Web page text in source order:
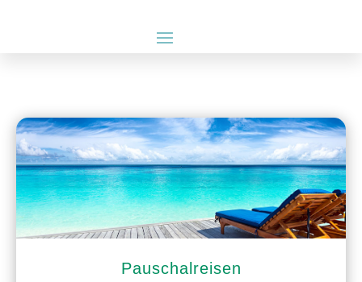
Pauschalreisen